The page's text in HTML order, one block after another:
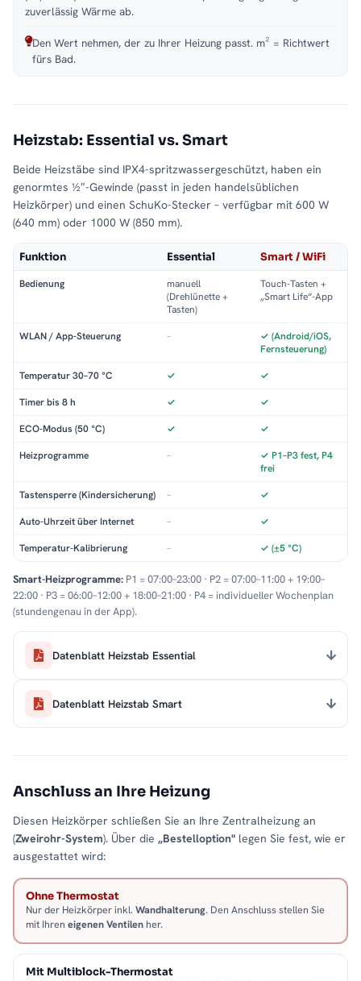
zuverlässig Wärme ab.
Den Wert nehmen, der zu Ihrer Heizung passt. m² = Richtwert
fürs Bad.
Heizstab: Essential vs. Smart
Beide Heizstäbe sind IPX4-spritzwassergeschützt, haben ein
genormtes ½″-Gewinde (passt in jeden handelsüblichen
Heizkörper) und einen SchuKo-Stecker – verfügbar mit 600 W
(640 mm) oder 1000 W (850 mm).
Funktion Essential Smart / WiFi
Bedienung
manuell
(Drehlünette +
Tasten)
Touch-Tasten +
„Smart Life“-App
WLAN / App-Steuerung –
✓ (Android/iOS,
Fernsteuerung)
Temperatur 30–70 °C ✓ ✓
Timer bis 8 h ✓ ✓
ECO-Modus (50 °C) ✓ ✓
Heizprogramme –
✓ P1–P3 fest, P4
frei
Tastensperre (Kindersicherung) – ✓
Auto-Uhrzeit über Internet – ✓
Temperatur-Kalibrierung – ✓ (±5 °C)
Smart-Heizprogramme: P1 = 07:00–23:00 · P2 = 07:00–11:00 + 19:00–
22:00 · P3 = 06:00–12:00 + 18:00–21:00 · P4 = individueller Wochenplan
(stundengenau in der App).
Datenblatt Heizstab Essential
Datenblatt Heizstab Smart
Anschluss an Ihre Heizung
Diesen Heizkörper schließen Sie an Ihre Zentralheizung an
(Zweirohr-System). Über die „Bestelloption" legen Sie fest, wie er
ausgestattet wird:
Ohne Thermostat
Nur der Heizkörper inkl. Wandhalterung. Den Anschluss stellen Sie
mit Ihren eigenen Ventilen her.
Mit Multiblock-Thermostat